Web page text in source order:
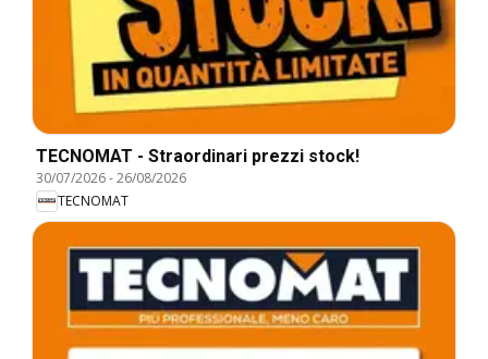
TECNOMAT - Straordinari prezzi stock!
30/07/2026-26/08/2026
TECNOMAT